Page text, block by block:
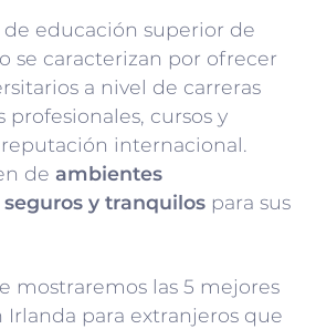
de educación superior de
se caracterizan por ofrecer
a nivel de carreras
profesionales, cursos y
internacional.
de ambientes
y tranquilos para sus
mostraremos las 5 mejores
Irlanda para extranjeros que